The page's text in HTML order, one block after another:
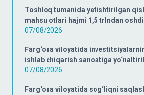
Toshloq tumanida yetishtirilgan
mahsulotlari hajmi 1,5 trlndan oshdi
07/08/2026
Farg‘ona viloyatida
ishlab chiqarish sanoatiga
07/08/2026
Farg‘ona viloyatida sog‘liqni